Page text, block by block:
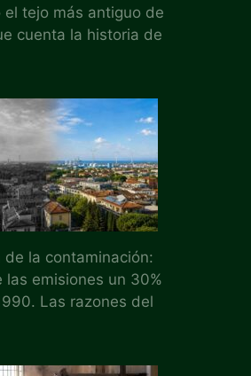
tejo más antiguo de
cuenta la historia de
de la contaminación:
las emisiones un 30%
Las razones del